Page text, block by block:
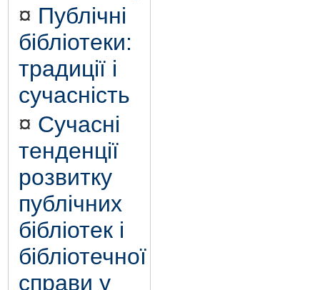
¤ Публічні
бібліотеки:
традиції і
сучасність
¤ Сучасні
тенденції
розвитку
публічних
бібліотек і
бібліотечної
справи у